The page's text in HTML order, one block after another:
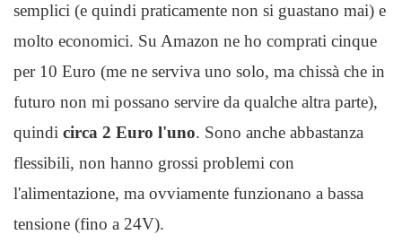
semplici (e quindi praticamente non si guastano mai) e
molto economici. Su Amazon ne ho comprati cinque
per 10 Euro (me ne serviva uno solo, ma chissà che in
futuro non mi possano servire da qualche altra parte),
quindi circa 2 Euro l'uno. Sono anche abbastanza
flessibili, non hanno grossi problemi con
l'alimentazione, ma ovviamente funzionano a bassa
tensione (fino a 24V).